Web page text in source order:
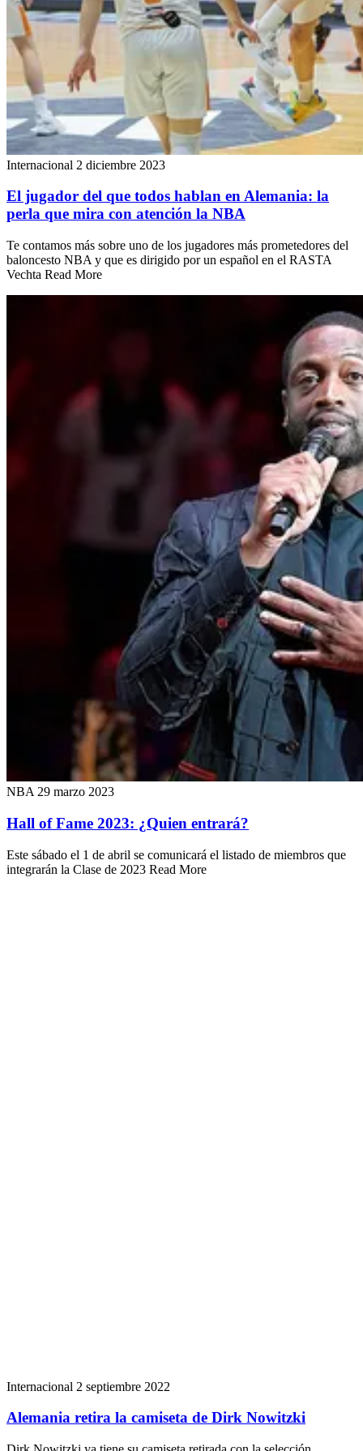
Internacional 2 diciembre 2023
El jugador del que todos hablan en Alemania: la
perla que mira con atención la NBA
Te contamos más sobre uno de los jugadores más prometedores del
baloncesto NBA y que es dirigido por un español en el RASTA
Vechta Read More
NBA 29 marzo 2023
Hall of Fame 2023: ¿Quien entrará?
Este sábado el 1 de abril se comunicará el listado de miembros que
integrarán la Clase de 2023 Read More
Internacional 2 septiembre 2022
Alemania retira la camiseta de Dirk Nowitzki